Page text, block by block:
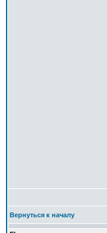
Вернуться к началу